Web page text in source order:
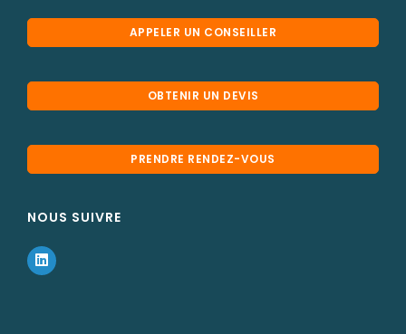
APPELER UN CONSEILLER
OBTENIR UN DEVIS
PRENDRE RENDEZ-VOUS
NOUS SUIVRE